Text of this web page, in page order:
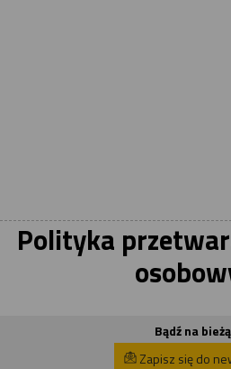
Polityka
Bądź na
Zapisz się do